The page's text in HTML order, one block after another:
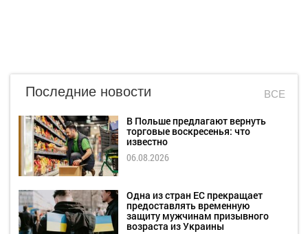
Последние новости ВСЕ
В Польше предлагают вернуть
торговые воскресенья: что
известно
06.08.2026
Одна из стран ЕС прекращает
предоставлять временную
защиту мужчинам призывного
возраста из Украины